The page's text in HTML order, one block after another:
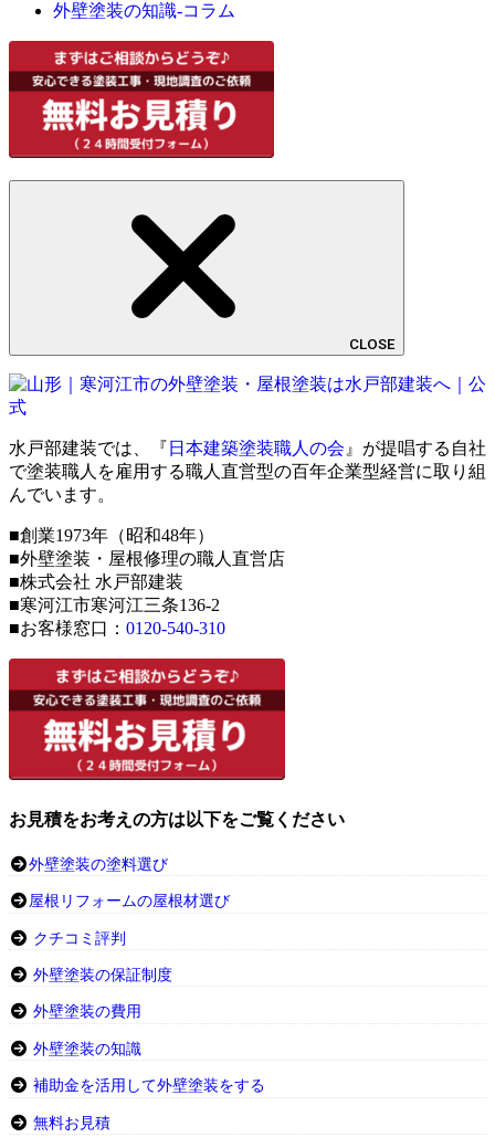
外壁塗装の知識-コラム
CLOSE
水戸部建装では、『 日本建築塗装職人の会 』が提唱する自社
で塗装職人を雇用する職人直営型の百年企業型経営に取り組
んでいます。
■創業1973年（昭和48年）
■外壁塗装・屋根修理の職人直営店
■株式会社 水戸部建装
■寒河江市寒河江三条136-2
■お客様窓口： 0120-540-310
お見積をお考えの方は以下をご覧ください
外壁塗装の塗料選び
屋根リフォームの屋根材選び
クチコミ評判
外壁塗装の保証制度
外壁塗装の費用
外壁塗装の知識
補助金を活用して外壁塗装をする
無料お見積